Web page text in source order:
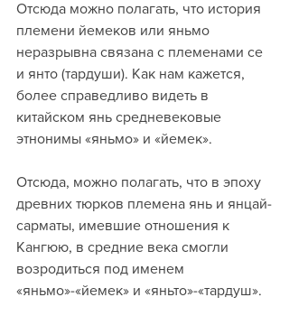
Отсюда можно полагать, что история
племени йемеков или яньмо
неразрывна связана с племенами се
и янто (тардуши). Как нам кажется,
более справедливо видеть в
китайском янь средневековые
этнонимы «яньмо» и «йемек».
Отсюда, можно полагать, что в эпоху
древних тюрков племена янь и янцай-
сарматы, имевшие отношения к
Кангюю, в средние века смогли
возродиться под именем
«яньмо»-«йемек» и «яньто»-«тардуш».